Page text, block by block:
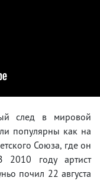
след в мировой
популярны как на
Союза, где он
2010 году артист
почил 22 августа